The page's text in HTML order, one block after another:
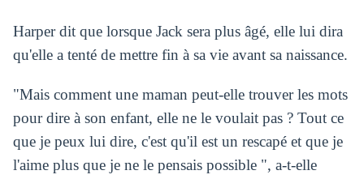
Harper dit que lorsque Jack sera plus âgé, elle lui dira
qu'elle a tenté de mettre fin à sa vie avant sa naissance.
"Mais comment une maman peut-elle trouver les mots
pour dire à son enfant, elle ne le voulait pas ? Tout ce
que je peux lui dire, c'est qu'il est un rescapé et que je
l'aime plus que je ne le pensais possible ", a-t-elle